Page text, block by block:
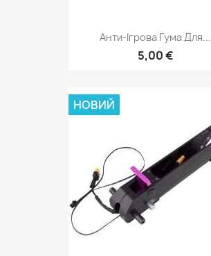
Анти-Ігрова Гума Для...
5,00 €
НОВИЙ